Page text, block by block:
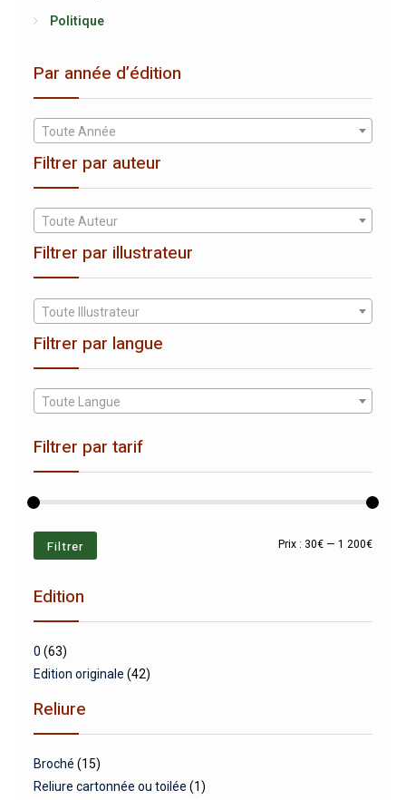
Politique
Par année d’édition
Toute Année
Filtrer par auteur
Toute Auteur
Filtrer par illustrateur
Toute Illustrateur
Filtrer par langue
Toute Langue
Filtrer par tarif
Prix
Prix
Filtrer Prix : 30€ —1 200€
Edition
0 (63)
Edition originale (42)
Reliure
Broché (15)
Reliure cartonnée ou toilée (1)